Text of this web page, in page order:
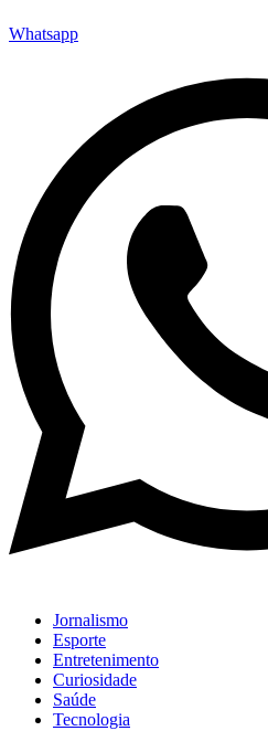
Whatsapp
Jornalismo
Esporte
Entretenimento
Curiosidade
Saúde
Tecnologia